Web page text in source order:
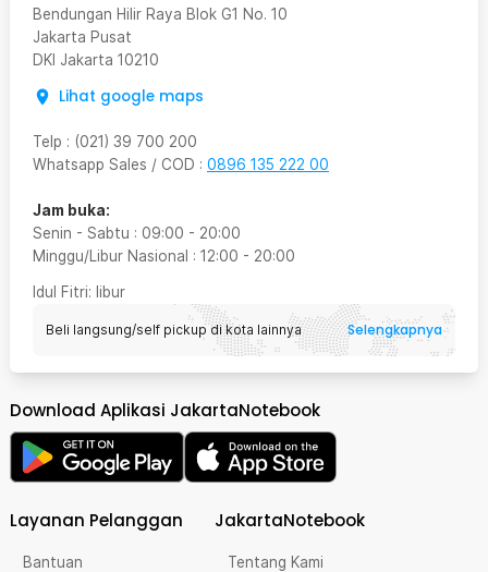
Bendungan Hilir Raya Blok G1 No. 10
Jakarta Pusat
DKI Jakarta 10210
Lihat google maps
Telp : (021) 39 700 200
Whatsapp Sales / COD : 0896 135 222 00
Jam buka:
Senin - Sabtu : 09:00 - 20:00
Minggu/Libur Nasional : 12:00 - 20:00
Idul Fitri: libur
Beli langsung/self pickup di kota lainnya Selengkapnya
Download Aplikasi JakartaNotebook
Layanan Pelanggan
Bantuan
JakartaNotebook
Tentang Kami